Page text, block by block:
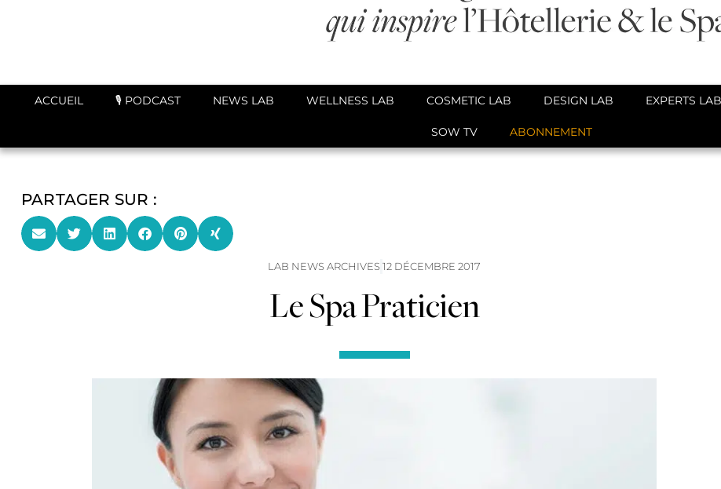
ACCUEIL 🎙️ PODCAST NEWS LAB WELLNESS LAB COSMETIC LAB DESIGN LAB EXPERTS LAB
SOW TV ABONNEMENT
PARTAGER SUR :
LAB NEWS ARCHIVES 12 DÉCEMBRE 2017
Le Spa Praticien